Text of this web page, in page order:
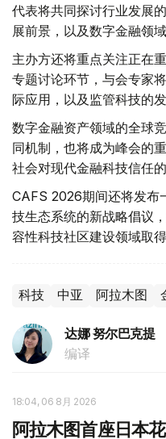
代表将共同探讨行业发展
展前景，以及数字金融领
主办方还将重点关注正在
专题讨论环节，与会专家
际应用，以及监管科技的发
数字金融资产领域的全球
同机制，也将成为峰会的
社会对现代金融科技信任的
CAFS 2026期间还将发布
技生态系统的新战略倡议
容性科技社区建设领域取得
科技 中亚 阿拉木图
达娜 努尔巴克提
编译
18:04, 06 8月 2026
阿拉木图首座日本